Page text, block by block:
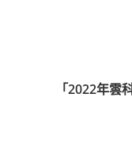
「2022年雲